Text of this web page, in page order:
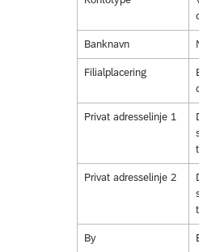
Banknavn
Filialplacering
Privat adresselinje 1
Privat adresselinje 2
By